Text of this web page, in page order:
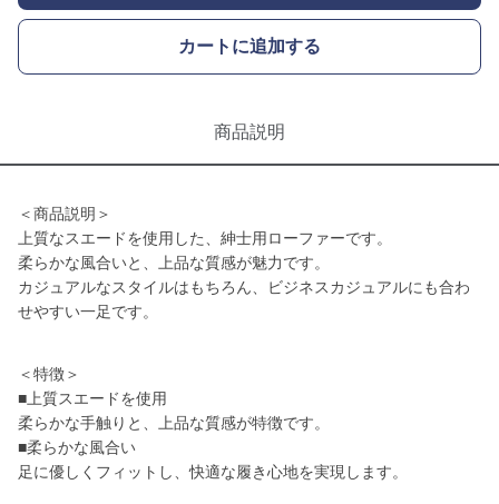
カートに追加する
商品説明
＜商品説明＞
上質なスエードを使用した、紳士用ローファーです。
柔らかな風合いと、上品な質感が魅力です。
カジュアルなスタイルはもちろん、ビジネスカジュアルにも合わ
せやすい一足です。
＜特徴＞
■上質スエードを使用
柔らかな手触りと、上品な質感が特徴です。
■柔らかな風合い
足に優しくフィットし、快適な履き心地を実現します。